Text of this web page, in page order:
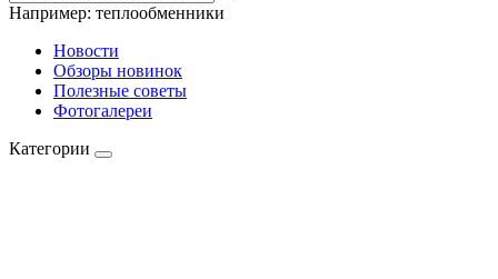
Например: теплообменники
Новости
Обзоры новинок
Полезные советы
Фотогалереи
Категории